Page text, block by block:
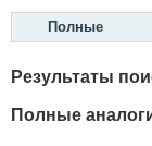
Полные
Результаты
Полные